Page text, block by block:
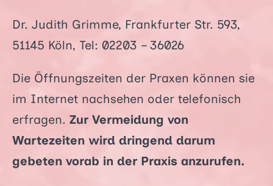
Dr. Judith Grimme, Frankfurter Str. 593,
51145 Köln, Tel: 02203 – 36026
Die Öffnungszeiten der Praxen können sie
im Internet nachsehen oder telefonisch
erfragen. Zur Vermeidung von
Wartezeiten wird dringend darum
gebeten vorab in der Praxis anzurufen.